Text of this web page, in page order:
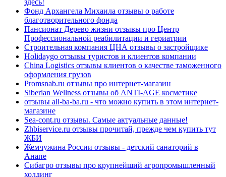
Фонд Архангела Михаила отзывы о работе
благотворительного фонда
Пансионат Дерево жизни отзывы про Центр
Профессиональной реабилитации и гериатрии
Строительная компания ЦНА отзывы о застройщике
Holidaygo отзывы туристов и клиентов компании
China Logistics отзывы клиентов о качестве таможенного
оформления грузов
Promsnab.ru отзывы про интернет-магазин
Siberian Wellness отзывы об ANTI-AGE косметике
отзывы ali-ba-ba.ru - что можно купить в этом интернет-
магазине
Sea-cont.ru отзывы. Самые актуальные данные!
Zhbiservice.ru отзывы прочитай, прежде чем купить тут
ЖБИ
Жемчужина России отзывы - детский санаторий в
Анапе
Сибагро отзывы про крупнейший агропромышленный
холдинг